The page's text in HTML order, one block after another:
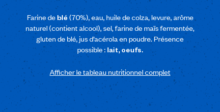
Farine deblé (70%), eau, huile de colza, levure, arôme
naturel (contient alcool), sel, farine de maïs fermentée,
gluten de blé, jus d’acérola en poudre. Présence
possible : lait, oeufs.
Afficher le tableau nutritionnel complet